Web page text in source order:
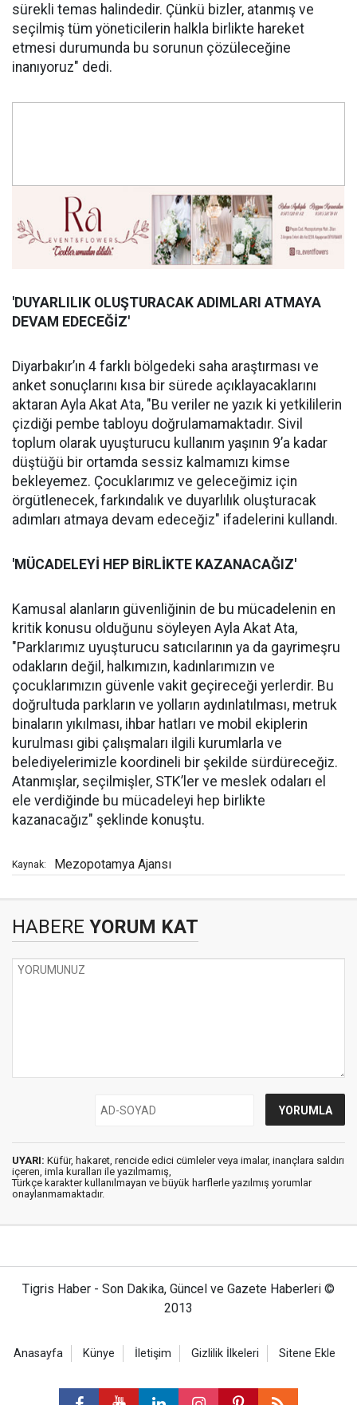
sürekli temas halindedir. Çünkü bizler, atanmış ve
seçilmiş tüm yöneticilerin halkla birlikte hareket
etmesi durumunda bu sorunun çözüleceğine
inanıyoruz" dedi.
'DUYARLILIK OLUŞTURACAK ADIMLARI ATMAYA
DEVAM EDECEĞİZ'
Diyarbakır’ın 4 farklı bölgedeki saha araştırması ve
anket sonuçlarını kısa bir sürede açıklayacaklarını
aktaran Ayla Akat Ata, "Bu veriler ne yazık ki yetkililerin
çizdiği pembe tabloyu doğrulamamaktadır. Sivil
toplum olarak uyuşturucu kullanım yaşının 9’a kadar
düştüğü bir ortamda sessiz kalmamızı kimse
bekleyemez. Çocuklarımız ve geleceğimiz için
örgütlenecek, farkındalık ve duyarlılık oluşturacak
adımları atmaya devam edeceğiz" ifadelerini kullandı.
'MÜCADELEYİ HEP BİRLİKTE KAZANACAĞIZ'
Kamusal alanların güvenliğinin de bu mücadelenin en
kritik konusu olduğunu söyleyen Ayla Akat Ata,
"Parklarımız uyuşturucu satıcılarının ya da gayrimeşru
odakların değil, halkımızın, kadınlarımızın ve
çocuklarımızın güvenle vakit geçireceği yerlerdir. Bu
doğrultuda parkların ve yolların aydınlatılması, metruk
binaların yıkılması, ihbar hatları ve mobil ekiplerin
kurulması gibi çalışmaları ilgili kurumlarla ve
belediyelerimizle koordineli bir şekilde sürdüreceğiz.
Atanmışlar, seçilmişler, STK’ler ve meslek odaları el
ele verdiğinde bu mücadeleyi hep birlikte
kazanacağız" şeklinde konuştu.
Kaynak: Mezopotamya Ajansı
HABERE YORUM KAT
UYARI: Küfür, hakaret, rencide edici cümleler veya imalar, inançlara saldırı
içeren, imla kuralları ile yazılmamış,
Türkçe karakter kullanılmayan ve büyük harflerle yazılmış yorumlar
onaylanmamaktadır.
Tigris Haber - Son Dakika, Güncel ve Gazete Haberleri ©
2013
Anasayfa Künye İletişim Gizlilik İlkeleri Sitene Ekle